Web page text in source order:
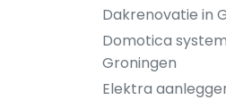
Dakrenovatie in
Domotica
Groningen
Elektra